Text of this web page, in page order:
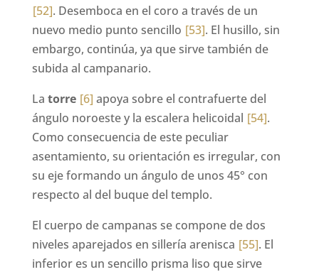
[52]. Desemboca en el coro a través de un
nuevo medio punto sencillo [53]. El husillo, sin
embargo, continúa, ya que sirve también de
subida al campanario.
La torre [6] apoya sobre el contrafuerte del
ángulo noroeste y la escalera helicoidal [54].
Como consecuencia de este peculiar
asentamiento, su orientación es irregular, con
su eje formando un ángulo de unos 45° con
respecto al del buque del templo.
El cuerpo de campanas se compone de dos
niveles aparejados en sillería arenisca [55]. El
inferior es un sencillo prisma liso que sirve